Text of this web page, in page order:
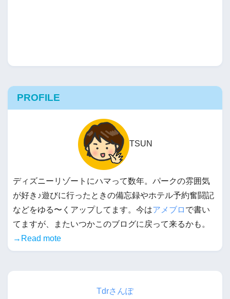
PROFILE
TSUN
ディズニーリゾートにハマって数年。パークの雰囲気
が好き♪遊びに行ったときの備忘録やホテル予約奮闘記
などをゆる〜くアップしてます。今はアメブロ で書い
てますが、またいつかこのブログに戻って来るかも。
→Read mote
Tdrさんぽ